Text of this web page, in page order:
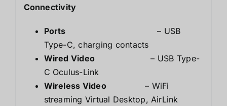
Connectivity
Ports
– USB
Type-C, charging contacts
Wired Video
– USB Type-
C Oculus-Link
Wireless Video– WiFi
streaming Virtual Desktop, AirLink